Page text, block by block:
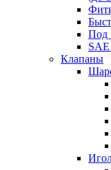
Под
Клапаны